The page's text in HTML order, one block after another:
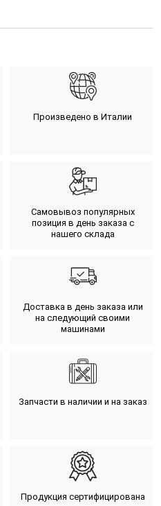
Произведено в Италии
Самовывоз популярных
позиция в день заказа с
нашего склада
Доставка в день заказа или
на следующий своими
машинами
Запчасти в наличии и на заказ
Продукция сертифицирована